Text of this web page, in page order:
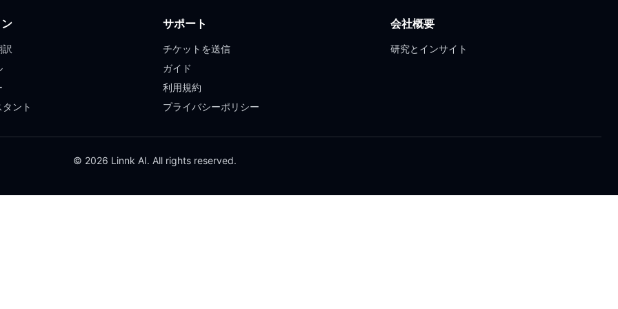
ント
サポート
チケットを送信
ガイド
利用規約
プライバシーポリシー
会社概要
研究とインサイト
© 2026 Linnk AI. All rights reserved.